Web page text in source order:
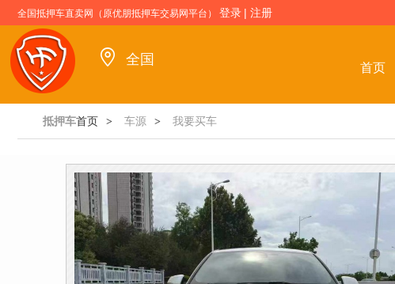
全国抵押车直卖网（原优朋抵押车交易网平台） 登录 | 注册
全国
首页
抵押车首页 > 车源 > 我要买车